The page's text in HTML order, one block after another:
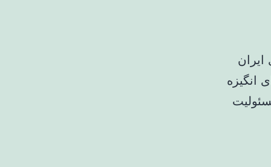
ایران
انگیزه